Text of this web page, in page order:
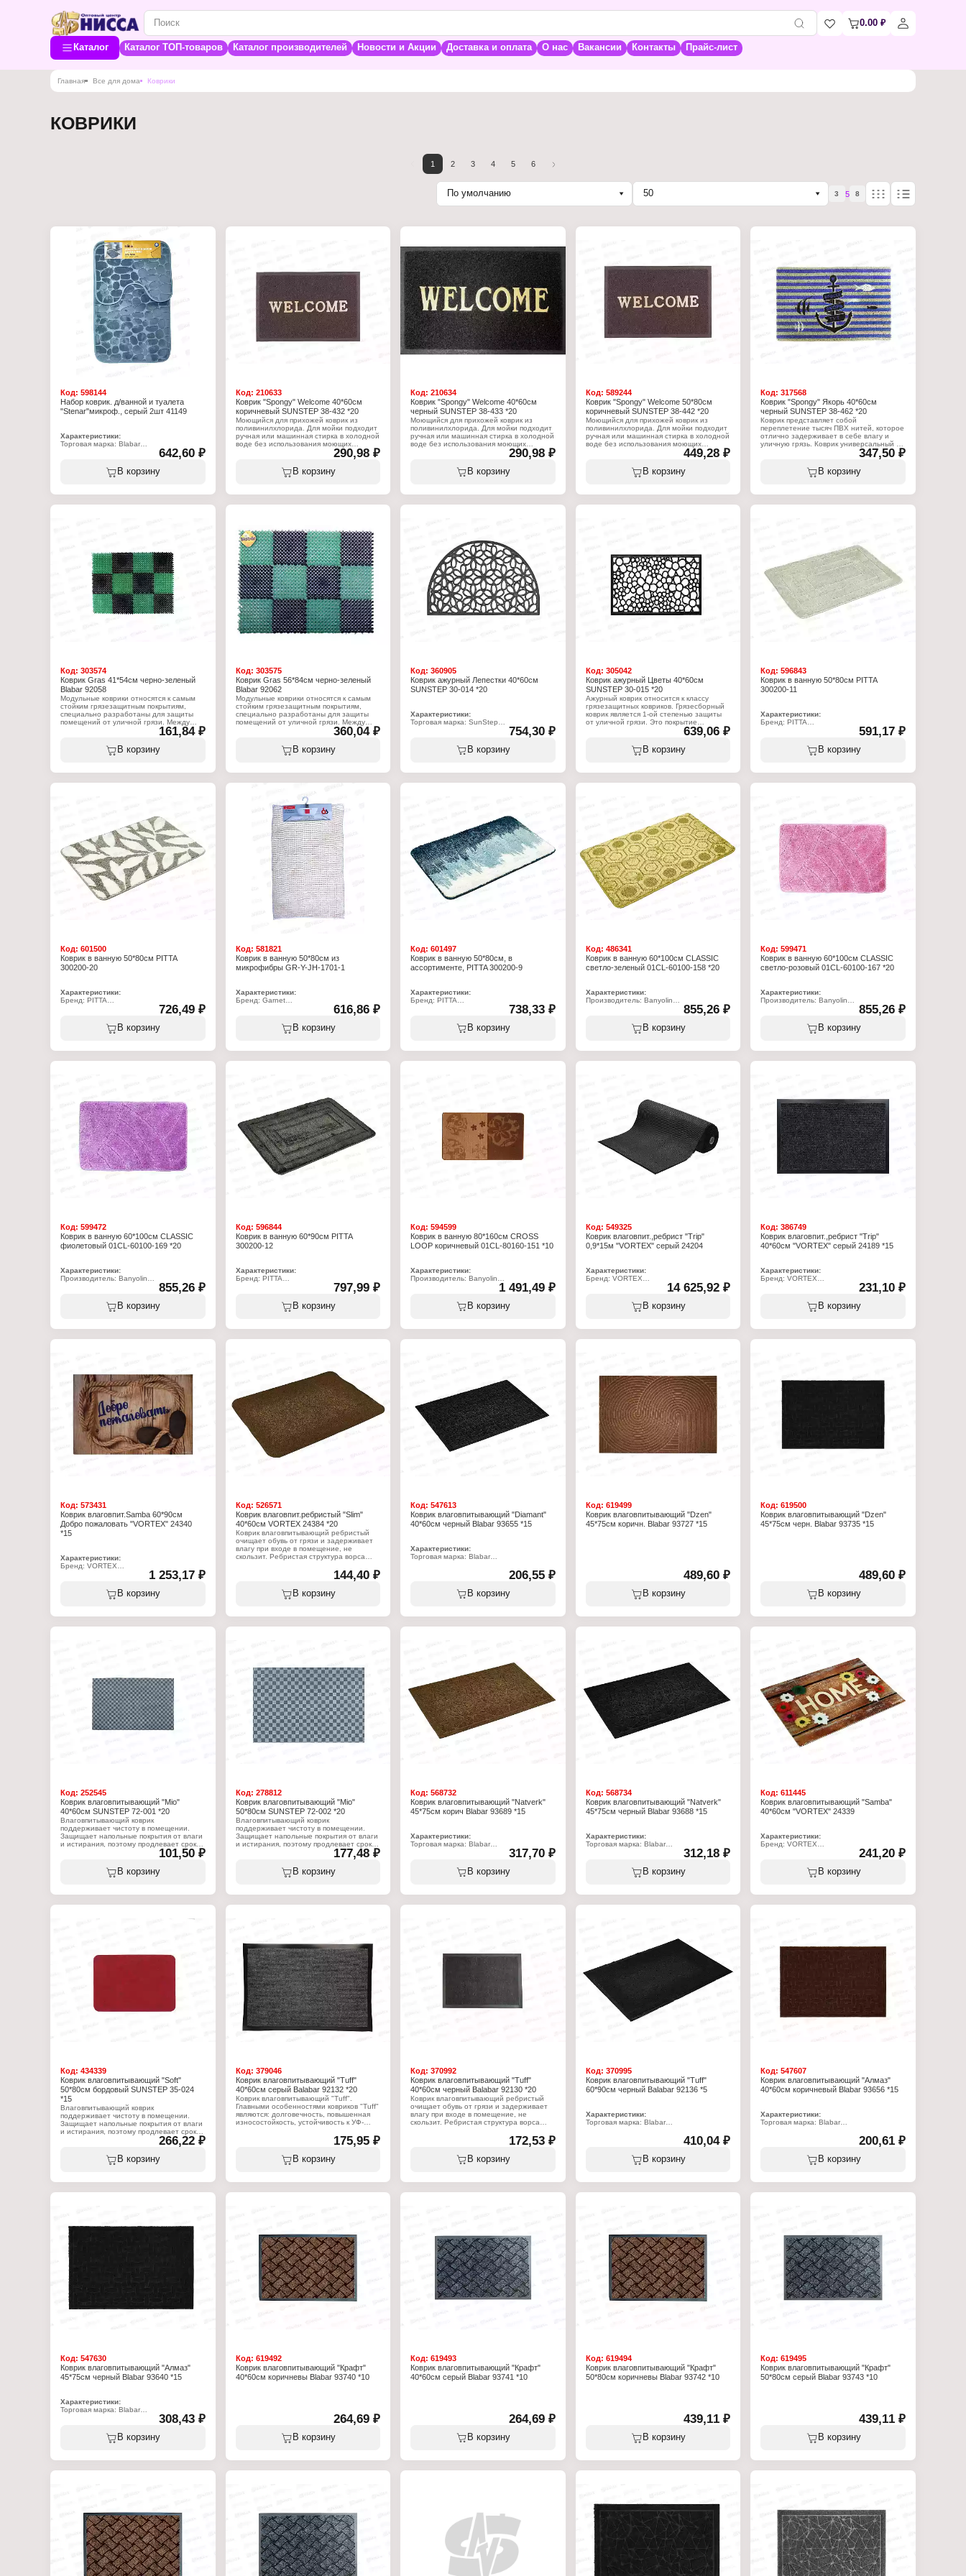
0.00 ₽
Каталог Каталог ТОП-товаров Каталог производителей Новости и Акции Доставка и оплата О нас Вакансии Контакты Прайс-лист
Главная Все для дома Коврики
КОВРИКИ
1 2 3 4 5 6
По умолчанию 50 3 5 8
Код: 598144
Набор коврик. д/ванной и туалета
"Stenar"микроф., серый 2шт 41149
Характеристики:
Торговая марка: Blabar
Назначение: для ванной и туалета
Модель: "Stenar"
Материал: микрофибра,
642,60 ₽
В корзину
Код: 210633
Коврик "Spongy" Welcome 40*60см
коричневый SUNSTEP 38-432 *20
Моющийся для прихожей коврик из
поливинилхлорида. Для мойки подходит
ручная или машинная стирка в холодной
воде без использования моющих
средств. Быстро сохнет. Легко моется.
Используется для защиты помещений от
пыли и грязи.
Серия: Spongy
Дизайн: "Welcome"
Цвет: коричневый
Размер: 40х60 см
Материал: ПВХ
290,98 ₽
В корзину
Код:210634
Коврик "Spongy" Welcome 40*60см
черный SUNSTEP 38-433 *20
Моющийся для прихожей коврик из
поливинилхлорида. Для мойки подходит
ручная или машинная стирка в холодной
воде без использования моющих
средств. Быстро сохнет. Легко моется.
Используется для защиты помещений от
пыли и грязи.
Серия: Spongy
Размер: 40х60 см
Материал: ПВХ
290,98 ₽
В корзину
Код: 589244
Коврик "Spongy" Welcome 50*80см
коричневый SUNSTEP 38-442 *20
Моющийся для прихожей коврик из
поливинилхлорида. Для мойки подходит
ручная или машинная стирка в холодной
воде без использования моющих
средств. Быстро сохнет. Легко моется.
Используется для защиты помещений от
пыли и грязи.
Серия: Spongy
Материал: ПВХ
449,28 ₽
В корзину
Код:317568
Коврик "Spongy" Якорь 40*60см
черный SUNSTEP 38-462 *20
Коврик представляет собой
переплетение тысяч ПВХ нитей, которое
отлично задерживает в себе влагу и
уличную грязь. Коврик универсальный и
использования в ванной комнате и у
входа в помещения.
Серия: Spongy
Материал: ПВХ
347,50 ₽
В корзину
Код: 303574
Коврик Gras 41*54см черно-зеленый
Blabar 92058
Модульные коврики относятся к самым
стойким грязезащитным покрытиям,
специально разработаны для защиты
помещений от уличной грязи. Между
собой модули скрепляются при помощи
соединителей, для чего не требуется
специальных навыков или инструментов.
допускается использовать как снаружи,
моющим средствам и антигололедным
реагентам, также имеют высокую
стойкость к УФ-излучению и тепловому
старению. Просты в уходе.
Характеристики:
Торговая марка: Blabar
Артикул: 92058
Серия: Gras
Тип товара: Коврик
Назначение: для прихожей
161,84 ₽
В корзину
Код: 303575
Коврик Gras 56*84см черно-зеленый
Blabar 92062
Модульные коврики относятся к самым
стойким грязезащитным покрытиям,
специально разработаны для защиты
помещений от уличной грязи. Между
собой модули скрепляются при помощи
соединителей, для чего не требуется
специальных навыков или инструментов.
допускается использовать как снаружи,
установлены на любую поверхность.
Обладают стойкость к синтетическим
моющим средствам и антигололедным
реагентам, также имеют высокую
стойкость к УФ-излучению и тепловому
старению. Просты в уходе.
Характеристики:
Торговая марка: Blabar
Артикул: 92062
Серия: Gras
Тип товара: Коврик
Назначение: для прихожей
Цвет: черно-зеленый
Размер: 56х84 см
Материал: ПВХ
360,04 ₽
В корзину
Код:360905
Коврик ажурный Лепестки 40*60см
SUNSTEP 30-014 *20
Характеристики:
Торговая марка: SunStep
Вариация: Ажурный
Назначение: для прихожей
Материал: резина
754,30 ₽
В корзину
Код: 305042
Коврик ажурный Цветы 40*60см
SUNSTEP 30-015 *20
Ажурный коврик относится к классу
грязезащитных ковриков. Грязесборный
коврик является 1-ой степенью защиты
от уличной грязи. Это покрытие
укладывается на улице перед входом в
здание, очищает обувь от крупных
частиц снега, грязи, обладает
противоскользящими свойствами. В то
Вариация: Ажурный
Назначение: для прихожей
Рисунок: Цветы
Цвет: черный
Размер: 40х60 см
Материал: резина
639,06 ₽
В корзину
Код:596843
Коврик в ванную 50*80см PITTA
300200-11
Характеристики:
Бренд: PITTA
Назначение: для ванной
Размер: 50х80 см
591,17 ₽
В корзину
Код: 601500
Коврик в ванную 50*80см PITTA
300200-20
Характеристики:
Бренд: PITTA
Назначение: для ванной
Размер: 50х80 см
726,49 ₽
В корзину
Код: 581821
Коврик в ванную 50*80см из
микрофибры GR-Y-JH-1701-1
Характеристики:
Бренд: Garnet
Вариация: противоскользящий
Назначение: для ванной
Модель: GR-Y-JH-1701-1
покрытие (ПВХ)
616,86 ₽
В корзину
Код:601497
Коврик в ванную 50*80см, в
ассортименте, PITTA 300200-9
Характеристики:
Бренд: PITTA
Назначение: для ванной
Размер: 50х80 см
738,33 ₽
В корзину
Код: 486341
Коврик в ванную 60*100см CLASSIC
светло-зеленый 01СL-60100-158 *20
Характеристики:
Производитель: Banyolin
Назначение: для ванной
Модель: 01СL-60100-158
855,26 ₽
В корзину
Код:599471
Коврик в ванную 60*100см CLASSIC
светло-розовый 01СL-60100-167 *20
Характеристики:
Производитель: Banyolin
Назначение: для ванной
Модель: 01СL-60100-167
855,26 ₽
В корзину
Код: 599472
Коврик в ванную 60*100см CLASSIC
фиолетовый 01СL-60100-169 *20
Характеристики:
Производитель: Banyolin
Назначение: для ванной
Модель: 01СL-60100-169
855,26 ₽
В корзину
Код: 596844
Коврик в ванную 60*90см PITTA
300200-12
Характеристики:
Бренд: PITTA
Назначение: для ванной
Размер: 60х90 см
797,99 ₽
В корзину
Код:594599
Коврик в ванную 80*160см CROSS
LOOP коричневый 01СL-80160-151 *10
Характеристики:
Производитель: Banyolin
Назначение: для ванной
Модель: 01СL-80160-151
1 491,49 ₽
В корзину
Код: 549325
Коврик влаговпит.,ребрист "Trip"
0,9*15м "VORTEX" серый 24204
Характеристики:
Бренд: VORTEX
Тип товара: Коврик
Вариация: влаговпитывающий
Размер: 90х1500 см
14 625,92 ₽
В корзину
Код:386749
Коврик влаговпит.,ребрист "Trip"
40*60см "VORTEX" серый 24189 *15
Характеристики:
Бренд: VORTEX
Тип товара: Коврик
Вариация: влаговпитывающий
Размер: 40х60 см
231,10 ₽
В корзину
Код: 573431
Коврик влаговпит.Samba 60*90см
Добро пожаловать "VORTEX" 24340
*15
Характеристики:
Бренд: VORTEX
Тип товара: Коврик
Вариация: влаговпитывающий
Материал: ворс полиэстер, подложка
1 253,17 ₽
В корзину
Код: 526571
Коврик влаговпит.ребристый "Slim"
40*60см VORTEX 24384 *20
Коврик влаговпитывающий ребристый
очищает обувь от грязи и задерживает
влагу при входе в помещение, не
скользит. Ребристая структура ворса
"отдает" их в процессе очистки.
Характеристики:
Бренд: VORTEX
Вариация: влаговпитывающий
144,40 ₽
В корзину
Код:547613
Коврик влаговпитывающий "Diamant"
40*60см черный Blabar 93655 *15
Характеристики:
Торговая марка: Blabar
Вариация: влаговпитывающий
Назначение: для прихожей
ПВХ
206,55 ₽
В корзину
Код: 619499
Коврик влаговпитывающий "Dzen"
45*75см коричн. Blabar 93727 *15
489,60 ₽
В корзину
Код:619500
Коврик влаговпитывающий "Dzen"
45*75см черн. Blabar 93735 *15
489,60 ₽
В корзину
Код: 252545
Коврик влаговпитывающий "Mio"
40*60см SUNSTEP 72-001 *20
Влаговпитывающий коврик
поддерживает чистоту в помещении.
Защищает напольные покрытия от влаги
и истирания, поэтому продлевает срок
их службы. Коврик не скользит, что
использования. Очищается вручную или
пылесосом, за счет чего прост в уходе.
Артикул: 72-001
Материал: полиэстр
101,50 ₽
В корзину
Код: 278812
Коврик влаговпитывающий "Mio"
50*80см SUNSTEP 72-002 *20
Влаговпитывающий коврик
поддерживает чистоту в помещении.
Защищает напольные покрытия от влаги
и истирания, поэтому продлевает срок
их службы. Коврик не скользит, что
использования. Очищается вручную или
пылесосом, за счет чего прост в уходе.
Артикул: 72-002
Цвет: серый
Размер: 50х80 см
Материал: полиэстер
177,48 ₽
В корзину
Код:568732
Коврик влаговпитывающий "Natverk"
45*75см корич Blabar 93689 *15
Характеристики:
Торговая марка: Blabar
Тип товара: Коврик
Вариация: влаговпитывающий
Материал: ворс полиэстер, подложка
317,70 ₽
В корзину
Код: 568734
Коврик влаговпитывающий "Natverk"
45*75см черный Blabar 93688 *15
Характеристики:
Торговая марка: Blabar
Тип товара: Коврик
Вариация: влаговпитывающий
Материал: ворс полиэстер, подложка
312,18 ₽
В корзину
Код:611445
Коврик влаговпитывающий "Samba"
40*60см "VORTEX" 24339
Характеристики:
Бренд: VORTEX
Тип товара: Коврик
Вариация: влаговпитывающий
ПВХ
241,20 ₽
В корзину
Код: 434339
Коврик влаговпитывающий "Soft"
50*80см бордовый SUNSTEP 35-024
*15
Влаговпитывающий коврик
поддерживает чистоту в помещении.
Защищает напольные покрытия от влаги
и истирания, поэтому продлевает срок
их службы. Коврик не скользит, что
использования. Очищается вручную или
пылесосом, за счет чего прост в уходе.
Артикул: 35-024
Назначение: для прихожей
Цвет: бордовый
Размер: 50х80 см
Материал: полипропилен
266,22 ₽
В корзину
Код: 379046
Коврик влаговпитывающий "Tuff"
40*60см серый Balabar 92132 *20
Коврик влаговпитывающий "Tuff".
Главными особенностями ковриков "Tuff"
являются: долговечность, повышенная
износостойкость, устойчивость к УФ-
кг влаги и грязи. Жесткий ворс отлично
очищает грязь, мелкие частицы песка и
земли, приносимые на подошвах обуви.
Технология производства
ковриков не осыпается и сам коврик не
характеристики, а ПВХ основа -
непромокаемость, антискользящие
свойства и возможность чистки в
специальных стиральных машинах.
Характеристики:
Торговая марка: Blabar
Артикул: 92132
Серия: Tuff
Тип товара: Коврик
175,95 ₽
В корзину
Код:370992
Коврик влаговпитывающий "Tuff"
40*60см черный Balabar 92130 *20
Коврик влаговпитывающий ребристый
очищает обувь от грязи и задерживает
влагу при входе в помещение, не
скользит. Ребристая структура ворса
"отдает" их в процессе очистки.
Характеристики:
Торговая марка: Blabar
Вариация: влаговпитывающий
172,53 ₽
В корзину
Код: 370995
Коврик влаговпитывающий "Tuff"
60*90см черный Balabar 92136 *5
Характеристики:
Торговая марка: Blabar
Вариация: влаговпитывающий
Назначение: для прихожей
Материал: ворс полиэстер, подложка
410,04 ₽
В корзину
Код:547607
Коврик влаговпитывающий "Алмаз"
40*60см коричневый Blabar 93656 *15
Характеристики:
Торговая марка: Blabar
Вариация: влаговпитывающий
Назначение: для прихожей
ПВХ
200,61 ₽
В корзину
Код: 547630
Коврик влаговпитывающий "Алмаз"
45*75см черный Blabar 93640 *15
Характеристики:
Торговая марка: Blabar
Тип товара: Коврик
Вариация: влаговпитывающий
Материал: ворс полиэстер, подложка
308,43 ₽
В корзину
Код: 619492
Коврик влаговпитывающий "Крафт"
40*60см коричневы Blabar 93740 *10
264,69 ₽
В корзину
Код:619493
Коврик влаговпитывающий "Крафт"
40*60см серый Blabar 93741 *10
264,69 ₽
В корзину
Код: 619494
Коврик влаговпитывающий "Крафт"
50*80см коричневы Blabar 93742 *10
439,11 ₽
В корзину
Код:619495
Коврик влаговпитывающий "Крафт"
50*80см серый Blabar 93743 *10
439,11 ₽
В корзину